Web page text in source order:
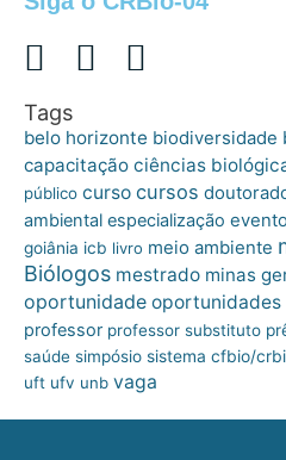
Tags
belo horizonte biodiversidade
capacitação ciências
público curso cursos
ambiental especialização evento
goiânia icb livro meio ambiente
Biólogos mestrado minas
oportunidade oportunidades
professor professor substituto
saúde simpósio sistema cfbio/
uft ufv unb vaga